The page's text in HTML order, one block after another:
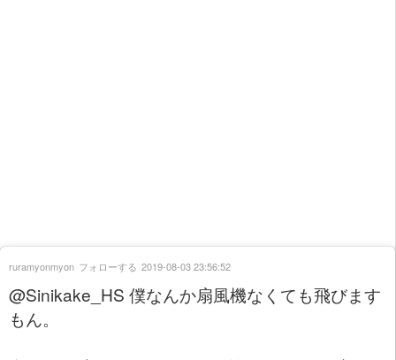
@Sinikake_HS 僕なんか扇風機なくても飛びます
もん。
ruramyonmyon フォローする 2019-08-03 23:56:52